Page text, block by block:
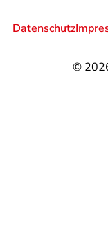
©
Datenschutz